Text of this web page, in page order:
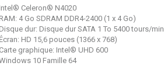
Intel® Celeron® N4020
RAM: 4 Go SDRAM DDR4-2400 (1 x 4 Go)
Disque dur: Disque dur SATA 1 To 5400 tours/min
Écran: HD 15,6 pouces (1366 x 768)
Carte graphique: Intel® UHD 600
10 Famille 64